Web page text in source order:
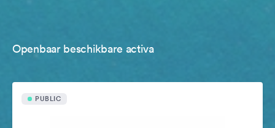
Openbaar beschikbare activa
PUBLIC